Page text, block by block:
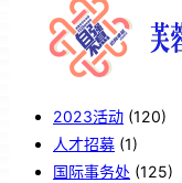
2023活动 (120)
人才招募 (1)
国际事务处 (125)